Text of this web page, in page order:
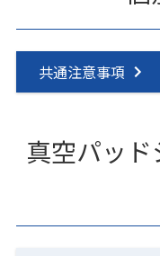
共通注意事項
真空パッ